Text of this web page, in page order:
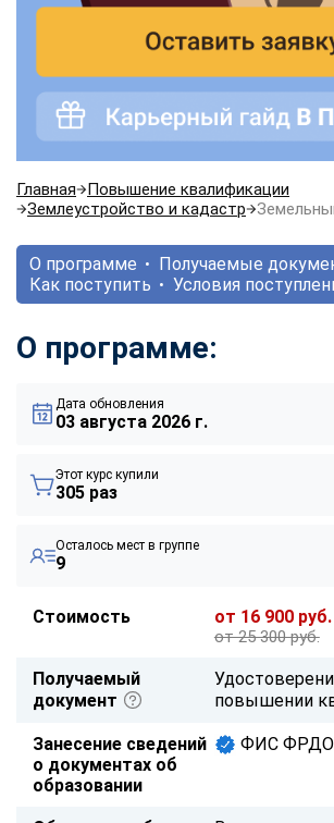
Главная
Повышение квалификации
Землеустройство и кадастр
О программе
Получаемые
Как поступить
Условия
О программе:
Дата обновления
03 августа 2026 г.
Этот курс купили
305 раз
Осталось мест в группе
9
Стоимость от 16 900 руб.
от 25 300 руб.
Получаемый
документ
повышении
Занесение сведений
о документах об
образовании
ФИС ФРДО